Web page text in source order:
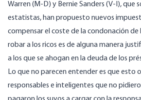
Warren (M-D) y Bernie Sanders (V-I), que
estatistas, han propuesto nuevos
compensar el coste de la condonación de
robar a los ricos es de alguna manera
a los que se ahogan en la deuda de los
Lo que no parecen entender es que esto
responsables e inteligentes que no